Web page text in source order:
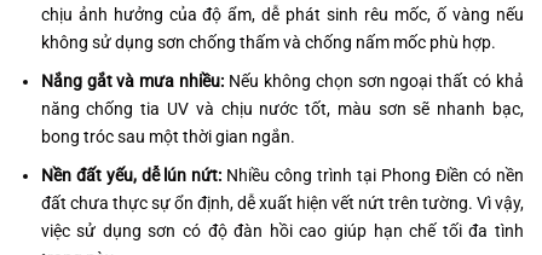
chịu ảnh hưởng của độ ẩm, dễ phát sinh rêu mốc, ố vàng nếu
không sử dụng sơn chống thấm và chống nấm mốc phù hợp.
Nắng gắt và mưa nhiều: Nếu không chọn sơn ngoại thất có khả
năng chống tia UV và chịu nước tốt, màu sơn sẽ nhanh bạc,
bong tróc sau một thời gian ngắn.
Nền đất yếu, dễ lún nứt: Nhiều công trình tại Phong Điền có nền
đất chưa thực sự ổn định, dễ xuất hiện vết nứt trên tường. Vì vậy,
việc sử dụng sơn có độ đàn hồi cao giúp hạn chế tối đa tình